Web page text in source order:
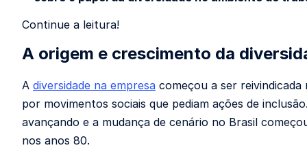
Continue a leitura!
A origem e crescimento da
A diversidade na empresa começou a ser reivindicada
por movimentos sociais que pediam ações de
avançando e a mudança de cenário no Brasil
nos anos 80.